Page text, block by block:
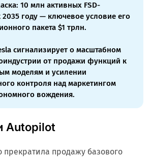
10 млн активных FSD-
2035 году — ключевое условие его
пакета $1 трлн.
сигнализирует о масштабном
от продажи функций к
моделям и усилении
контроля над маркетингом
вождения.
Autopilot
прекратила продажу базового